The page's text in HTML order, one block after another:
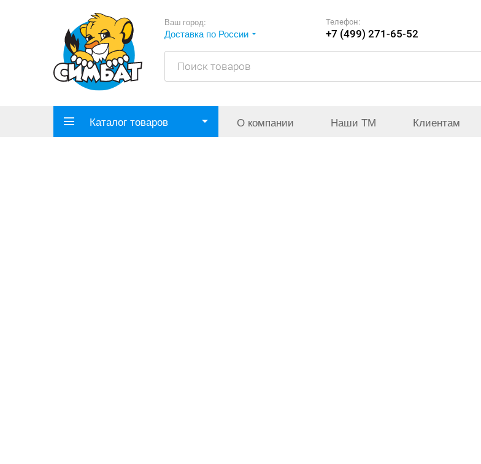
Ваш город:
Доставка по России
Телефон:
+7 (499) 271-65-52
Каталог товаров О компании Наши ТМ Клиентам